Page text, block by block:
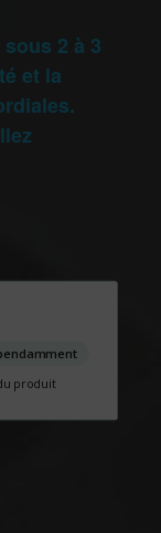
2 à 3
et la
produit